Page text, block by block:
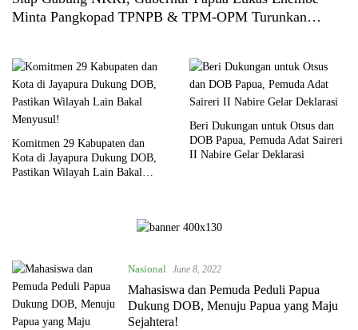
Minta Pangkopad TPNPB & TPM-OPM Turunkan
Komitmen 29 Kabupaten dan
Kota di Jayapura Dukung DOB,
Pastikan Wilayah Lain Bakal
Beri Dukungan untuk Otsus dan
DOB Papua, Pemuda Adat Saireri
II Nabire Gelar Deklarasi
Nasional June 8, 2022
Mahasiswa dan Pemuda Peduli Papua
Dukung DOB, Menuju Papua yang Maju
Sejahtera!